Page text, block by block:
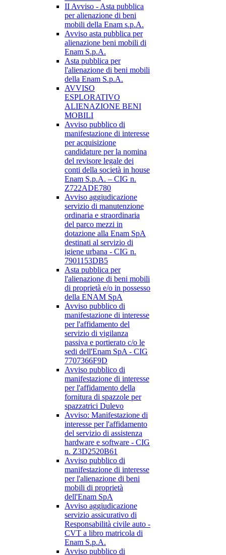
II Avviso - Asta pubblica
per alienazione di beni
mobili della Enam s.p.A.
Avviso asta pubblica per
alienazione beni mobili di
Enam S.p.A.
Asta pubblica per
l'alienazione di beni mobili
della Enam S.p.A.
AVVISO
ESPLORATIVO
ALIENAZIONE BENI
MOBILI
Avviso pubblico di
manifestazione di interesse
per acquisizione
candidature per la nomina
del revisore legale dei
conti della società in house
Enam S.p.A. – CIG n.
Z722ADE780
Avviso aggiudicazione
servizio di manutenzione
ordinaria e straordinaria
del parco mezzi in
dotazione alla Enam SpA
destinati al servizio di
igiene urbana - CIG n.
7901153DB5
Asta pubblica per
l'alienazione di beni mobili
di proprietà e/o in possesso
della ENAM SpA
Avviso pubblico di
manifestazione di interesse
per l'affidamento del
servizio di vigilanza
passiva e portierato c/o le
sedi dell'Enam SpA - CIG
7707366F9D
Avviso pubblico di
manifestazione di interesse
per l'affidamento della
fornitura di spazzole per
spazzatrici Dulevo
Avviso: Manifestazione di
interesse per l'affidamento
del servizio di assistenza
hardware e software - CIG
n. Z3D2520B61
Avviso pubblico di
manifestazione di interesse
per l'alienazione di beni
mobili di proprietà
dell'Enam SpA
Avviso aggiudicazione
servizio assicurativo di
Responsabilità civile auto -
CVT a libro matricola di
Enam S.p.A.
Avviso pubblico di